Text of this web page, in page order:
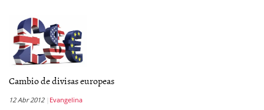
Cambio de divisas europeas
12 Abr 2012 Evangelina